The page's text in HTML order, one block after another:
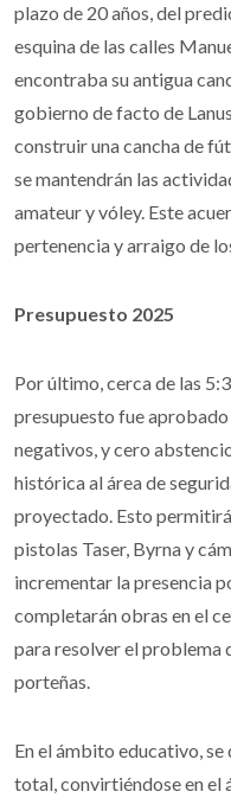
plazo de 20 años, del
esquina de las calles
encontraba su antigua
gobierno de facto de
construir una cancha de
se mantendrán las
amateur y vóley. Este
pertenencia y arraigo de
Presupuesto 2025
Por último, cerca de las
presupuesto fue
negativos, y cero
histórica al área de
proyectado. Esto
pistolas Taser, Byrna y
incrementar la presencia
completarán obras en el
para resolver el problema
porteñas.
En el ámbito educativo,
total, convirtiéndose en el